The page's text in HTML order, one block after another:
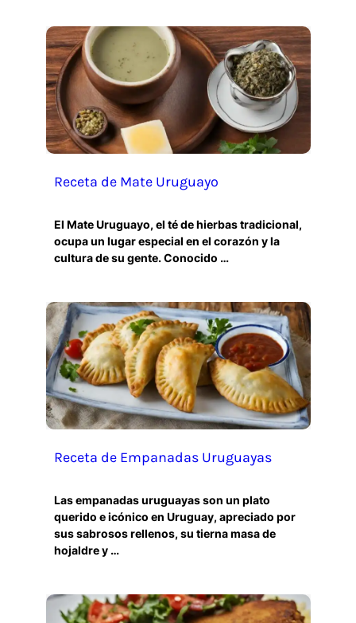
Receta de Mate Uruguayo
El Mate Uruguayo, el té de hierbas tradicional,
ocupa un lugar especial en el corazón y la
cultura de su gente. Conocido …
Receta de Empanadas Uruguayas
Las empanadas uruguayas son un plato
querido e icónico en Uruguay, apreciado por
sus sabrosos rellenos, su tierna masa de
hojaldre y …